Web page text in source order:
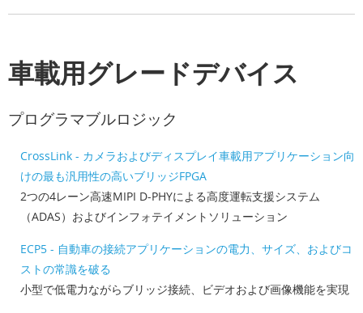
車載用グレードデバイス
プログラマブルロジック
CrossLink - カメラおよびディスプレイ車載用アプリケーション向
けの最も汎用性の高いブリッジFPGA
2つの4レーン高速MIPI D-PHYによる高度運転支援システム
（ADAS）およびインフォテイメントソリューション
ECP5 - 自動車の接続アプリケーションの電力、サイズ、およびコ
ストの常識を破る
小型で低電力ながらブリッジ接続、ビデオおよび画像機能を実現